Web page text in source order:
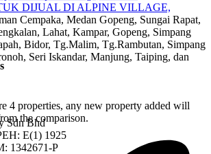
Cempaka, Medan Gopeng, Sungai Rapat,
Lahat, Kampar, Gopeng, Simpang
Bidor, Tg.Malim, Tg.Rambutan, Simpang
Seri Iskandar, Manjung, Taiping, dan
Sdn Bhd
E(1) 1925
1342671-P
DIJUAL DI ALPINE VILLAGE,
4 properties, any new property added will
the comparison.